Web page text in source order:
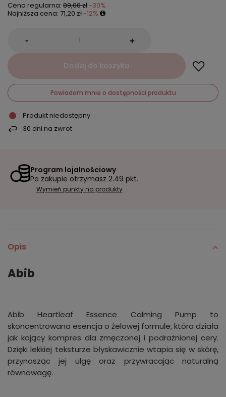
Cena regularna: 89,00 zł -30%
Najniższa cena: 71,20 zł -12%
- +
Dodaj do koszyka
Powiadom mnie o dostępności produktu
Produkt niedostępny
30 dni na zwrot
Program lojalnościowy
Po zakupie otrzymasz 2.49 pkt.
Wymień punkty na produkty
Opis
Abib
Abib Heartleaf Essence Calming Pump to
skoncentrowana esencja o żelowej formule, która działa
jak kojący kompres dla zmęczonej i podrażnionej cery.
Dzięki lekkiej teksturze błyskawicznie wtapia się w skórę,
przynosząc jej ulgę oraz przywracając naturalną
równowagę.